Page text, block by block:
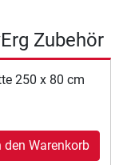
Zubehör
250 x 80 cm
den Warenkorb